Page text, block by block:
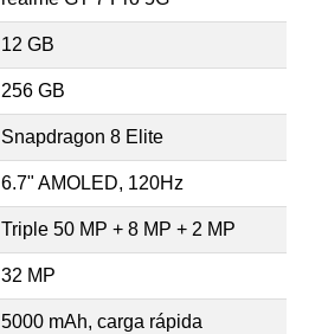
12 GB
256 GB
Snapdragon 8 Elite
6.7" AMOLED, 120Hz
Triple 50 MP + 8 MP + 2 MP
32 MP
5000 mAh, carga rápida